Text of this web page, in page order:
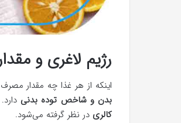
رژیم لاغری و
اینکه از هر غذا چه مقدار
بدن و شاخص توده بدنی
کالری در نظر گرفته می‌شود.